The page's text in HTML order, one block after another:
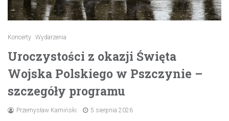
Koncerty Wydarzenia
Uroczystości z okazji Święta
Wojska Polskiego w Pszczynie –
szczegóły programu
Przemysław Kamiński 5 sierpnia 2026